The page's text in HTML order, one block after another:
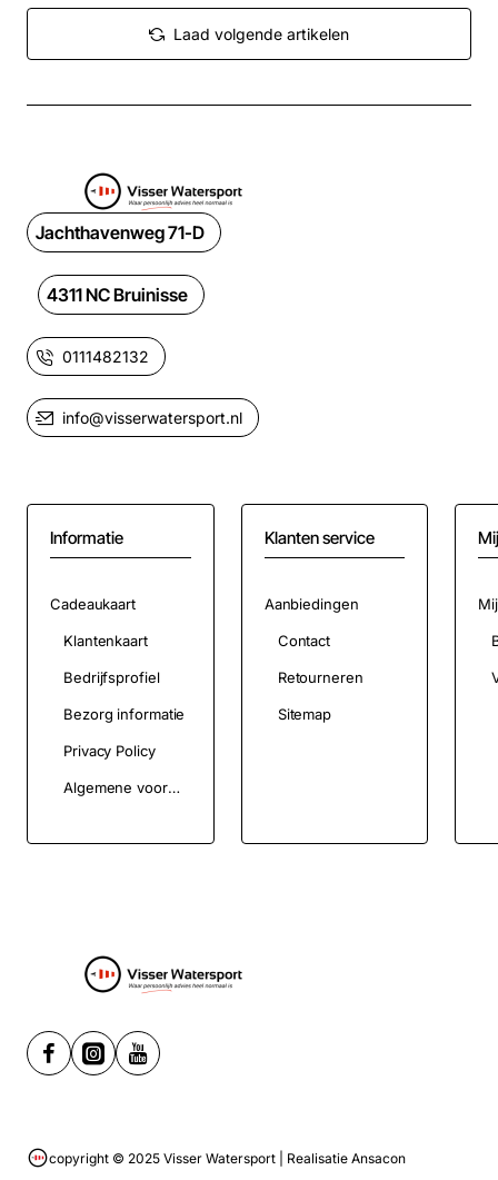
Laad volgende artikelen
Jachthavenweg 71-D
4311 NC Bruinisse
0111482132
info@visserwatersport.nl
Informatie
Cadeaukaart
Klantenkaart
Bedrijfsprofiel
Bezorg informatie
Privacy Policy
Algemene voorwaarden
Klanten service
Aanbiedingen
Contact
Retourneren
Sitemap
copyright © 2025 Visser Watersport | Realisatie Ansacon